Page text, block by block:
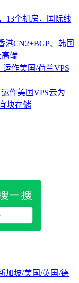
13个机房，国际线
港CN2+BGP、韩国
高端
运作美国/荷兰VPS
作美国VPS云为
块存储
加坡/美国/英国/德